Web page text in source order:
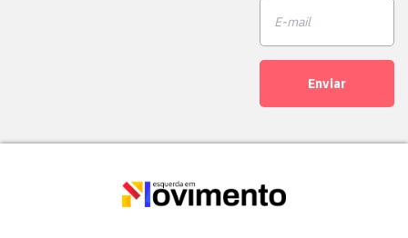
Enviar